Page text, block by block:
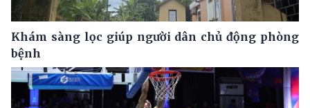
Khám sàng lọc giúp người dân chủ động phòng
bệnh